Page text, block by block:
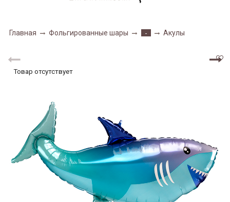
Главная Фольгированные шары - Акулы
Товар отсутствует